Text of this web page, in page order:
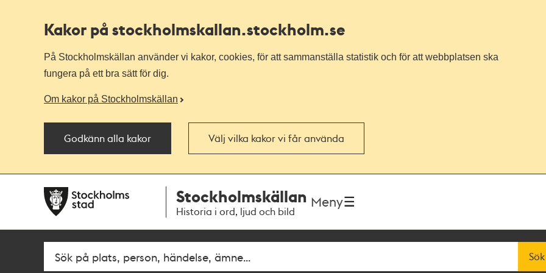
Kakor på stockholmskallan.stockholm.se
På Stockholmskällan använder vi kakor, cookies, för att sammanställa statistik och för att webbplatsen ska
fungera på ett bra sätt för dig.
Om kakor på Stockholmskällan
Godkänn alla kakor Välj vilka kakor vi får använda
navigationen
huvudinnehållet
Stockholmskällan
Historia i ord, ljud och bild
Meny
Fritextsök Sök